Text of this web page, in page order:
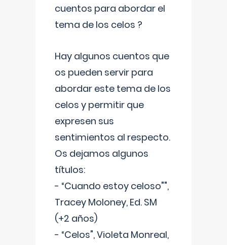
cuentos para abordar el
tema de los celos ?
Hay algunos cuentos que
os pueden servir para
abordar este tema de los
celos y permitir que
expresen sus
sentimientos al respecto.
Os dejamos algunos
títulos:
- “Cuando estoy celoso"",
Tracey Moloney, Ed. SM
(+2 años)
- “Celos", Violeta Monreal,